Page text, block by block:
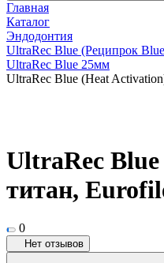
Главная
Каталог
Эндодонтия
UltraRec Blue (Реципрок
UltraRec Blue 25мм
UltraRec Blue (Heat
UltraRec
титан,
0
Нет отзывов